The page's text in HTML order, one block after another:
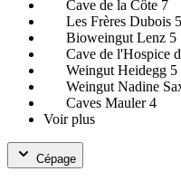
Cave de la Côte 7
Les Frères Dubois 5
Bioweingut Lenz 5
Cave de l'Hospice
Weingut Heidegg 5
Weingut Nadine
Caves Mauler4
Voir plus
Cépage